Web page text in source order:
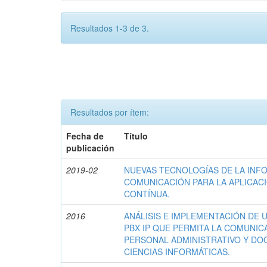
Resultados 1-3 de 3.
Resultados por ítem:
Fecha de
publicación
Título
2019-02
NUEVAS TECNOLOGÍAS DE LA
COMUNICACIÓN PARA LA
CONTÍNUA.
2016
ANÁLISIS E IMPLEMENTACIÓN DE
PBX IP QUE PERMITA LA
PERSONAL ADMINISTRATIVO Y
CIENCIAS INFORMÁTICAS.